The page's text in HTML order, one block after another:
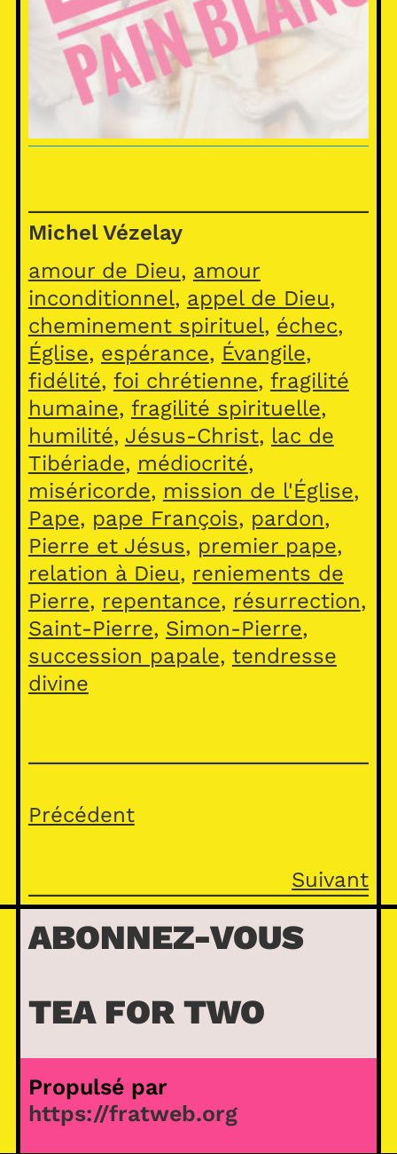
Michel Vézelay
amour de Dieu, amour
inconditionnel, appel de Dieu
cheminement spirituel, échec
Église, espérance, Évangile
fidélité, foi chrétienne, fragilité
humaine, fragilité spirituelle
humilité, Jésus-Christ, lac de
Tibériade, médiocrité
miséricorde, mission de l'Église
Pape, pape François, pardon
Pierre et Jésus, premier pape
relation à Dieu, reniements de
Pierre, repentance, résurrection
Saint-Pierre, Simon-Pierre
succession papale, tendresse
divine
Précédent
Suivant
ABONNEZ-VOUS
TEA FOR TWO
Propulsé par
https://fratweb.org